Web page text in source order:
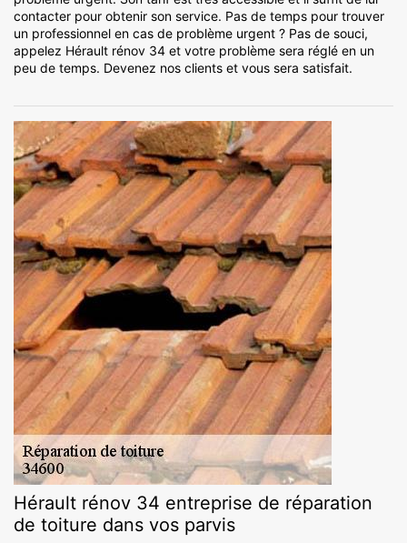
contacter pour obtenir son service. Pas de temps pour trouver
un professionnel en cas de problème urgent ? Pas de souci,
appelez Hérault rénov 34 et votre problème sera réglé en un
peu de temps. Devenez nos clients et vous sera satisfait.
Hérault rénov 34 entreprise de réparation
de toiture dans vos parvis